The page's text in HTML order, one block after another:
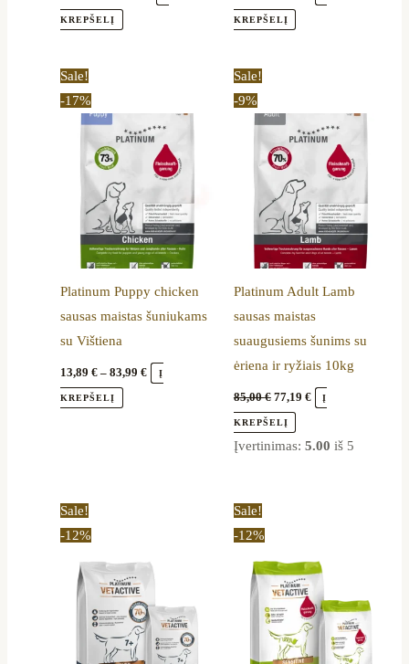
KREPŠELĮ KREPŠELĮ
Sale!
-17%
Platinum Puppy chicken
sausas maistas šuniukams
su Vištiena
13,89€ – 83,99€
through
83,99 €
Į
KREPŠELĮ
multiple
variants.
The
options
may
be
chosen
on
the
product
Sale!
-9%
Platinum Adult Lamb
sausas maistas
suaugusiems šunims su
ėriena ir ryžiais 10kg
85,00€
85,00 €.
77,19 €
77,19 €.
Į
KREPŠELĮ
Įvertinimas: 5.00 iš 5
Sale!
-12%
Sale!
-12%